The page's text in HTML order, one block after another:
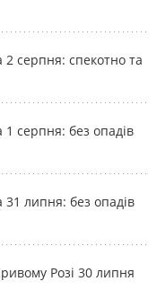
2 серпня: спекотно та
серпня: без опадів
31 липня: без опадів
Розі 30 липня